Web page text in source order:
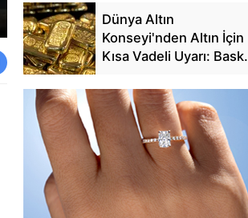
Dünya Altın
Konseyi'nden Altın İçin
Kısa Vadeli Uyarı: Baskı